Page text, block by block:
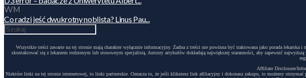
WM
Co radzi jeść dwukrotny noblista? Linus Pau...
Wszystkie treści zawarte na tej stronie mają charakter wyłącznie informacyjny. Żadna z treści nie powinna być traktowana jako porada
skontaktować się z lekarzem rodzinnym lub stosownym specjalistą. Autorzy artykułów dokładają największej staranności, aby zapewnić
Affiliate Disclosure/
Niektóre linki na tej stronie internetowej, to linki partnerskie. Oznacza to, że jeśli klikniesz link afiliacyjny i dokonasz zakupu, to możemy